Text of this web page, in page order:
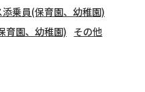
添乗員(保育園、幼稚園)
育園、幼稚園) その他